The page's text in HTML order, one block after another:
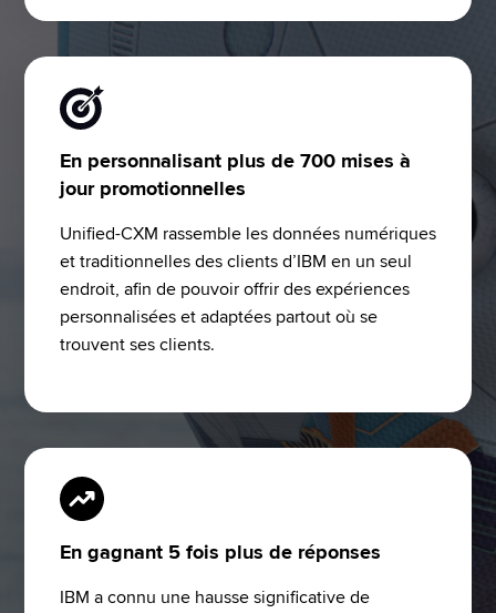
En personnalisant plus de 700 mises à
jour promotionnelles
Unified-CXM rassemble les données numériques
et traditionnelles des clients d’IBM en un seul
endroit, afin de pouvoir offrir des expériences
personnalisées et adaptées partout où se
trouvent ses clients.
En gagnant 5 fois plus de réponses
IBM a connu une hausse significative de